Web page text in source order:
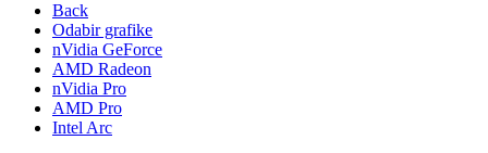
Back
Odabir grafike
nVidia GeForce
AMD Radeon
nVidia Pro
AMD Pro
Intel Arc